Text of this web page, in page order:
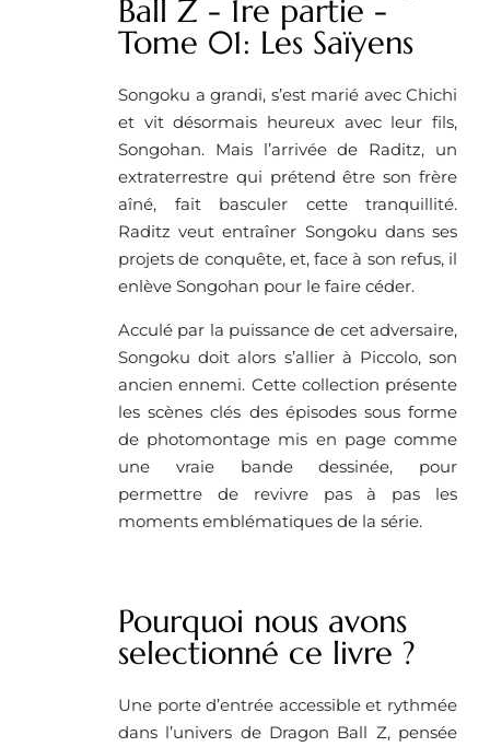
Ball Z - 1re partie -
Tome 01: Les Saïyens
Songoku a grandi, s’est marié avec Chichi
et vit désormais heureux avec leur fils,
Songohan. Mais l’arrivée de Raditz, un
extraterrestre qui prétend être son frère
aîné, fait basculer cette tranquillité.
Raditz veut entraîner Songoku dans ses
projets de conquête, et, face à son refus, il
enlève Songohan pour le faire céder.
Acculé par la puissance de cet adversaire,
Songoku doit alors s’allier à Piccolo, son
ancien ennemi. Cette collection présente
les scènes clés des épisodes sous forme
de photomontage mis en page comme
une vraie bande dessinée, pour
permettre de revivre pas à pas les
moments emblématiques de la série.
Pourquoi nous avons
selectionné ce livre ?
Une porte d’entrée accessible et rythmée
dans l’univers de Dragon Ball Z, pensée